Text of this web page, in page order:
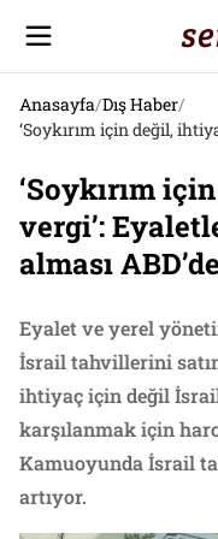
Anasayfa/Dış Haber/
‘Soykırım
vergi’:
alması
Eyalet ve yerel
İsrail tahvillerini
ihtiyaç için değil
karşılanmak için
Kamuoyunda İsrail
artıyor.